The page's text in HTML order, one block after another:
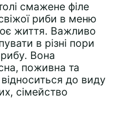
смажене філе
риби в меню
життя. Важливо
в різні пори
Вона
поживна та
до виду
сімейство